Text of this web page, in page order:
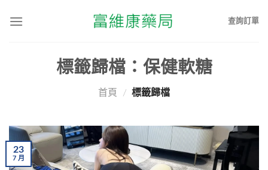
查詢訂單
標籤歸檔： 保健軟糖
首頁 / 標籤歸檔
23
7月